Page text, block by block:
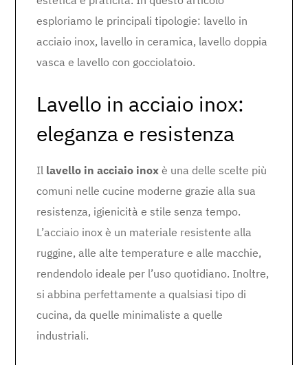
esploriamo le principali tipologie: lavello in
acciaio inox, lavello in ceramica, lavello doppia
vasca e lavello con gocciolatoio.
Lavello in acciaio inox:
eleganza e resistenza
Il lavello in acciaio inox è una delle scelte più
comuni nelle cucine moderne grazie alla sua
resistenza, igienicità e stile senza tempo.
L’acciaio inox è un materiale resistente alla
ruggine, alle alte temperature e alle macchie,
rendendolo ideale per l’uso quotidiano. Inoltre,
si abbina perfettamente a qualsiasi tipo di
cucina, da quelle minimaliste a quelle
industriali.